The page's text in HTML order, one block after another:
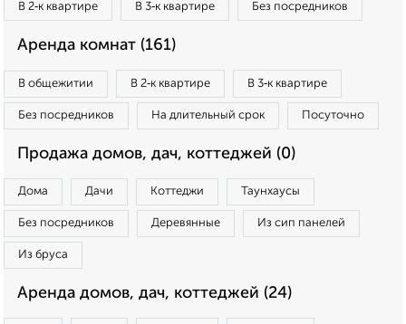
В 2‑к квартире В 3‑к квартире Без посредников
Аренда комнат (161)
В общежитии В 2‑к квартире В 3‑к квартире
Без посредников На длительный срок Посуточно
Продажа домов, дач, коттеджей (0)
Дома Дачи Коттеджи Таунхаусы
Без посредников Деревянные Из сип панелей
Из бруса
Аренда домов, дач, коттеджей (24)